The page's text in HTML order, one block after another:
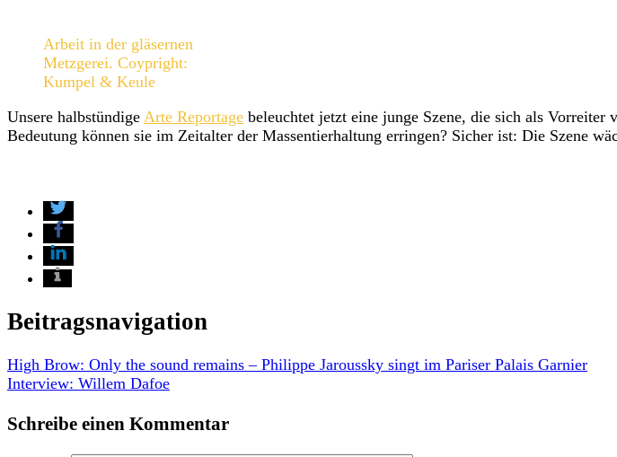
Arbeit in der gläsernen
Metzgerei. Coypright:
Kumpel & Keule
Unsere halbstündige Arte Reportage beleuchtet jetzt eine junge Szene, die sich als
Bedeutung können sie im Zeitalter der Massentierhaltung erringen? Sicher ist: Die Szene
Beitragsnavigation
High Brow: Only the sound remains – Philippe Jaroussky singt im Pariser Palais Garnier
Interview: Willem Dafoe
Schreibe einen Kommentar